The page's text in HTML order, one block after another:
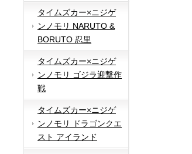
タイムズカー×ニジゲ
ンノモリ NARUTO &
BORUTO 忍里
タイムズカー×ニジゲ
ンノモリ ゴジラ迎撃作
戦
タイムズカー×ニジゲ
ンノモリ ドラゴンクエ
スト アイランド